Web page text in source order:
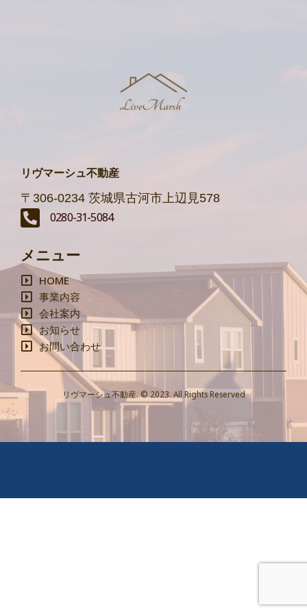
リヴマーシュ不動産
〒306-0234 茨城県古河市上辺見578
0280-31-5084
メニュー
HOME
事業内容
会社案内
お知らせ
お問い合わせ
リヴマーシュ不動産. © 2023. All Rights Reserved